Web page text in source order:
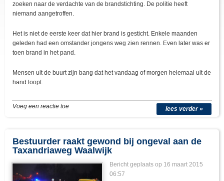
zoeken naar de verdachte van de brandstichting. De politie heeft
niemand aangetroffen.
Het is niet de eerste keer dat hier brand is gesticht. Enkele maanden
geleden had een omstander jongens weg zien rennen. Even later was er
toen brand in het pand.
Mensen uit de buurt zijn bang dat het vandaag of morgen helemaal uit de
hand loopt.
lees verder »
Voeg een reactie toe
Bestuurder raakt gewond bij ongeval aan de
Taxandriaweg Waalwijk
Bericht geplaats op 16 maart 2015
06:57